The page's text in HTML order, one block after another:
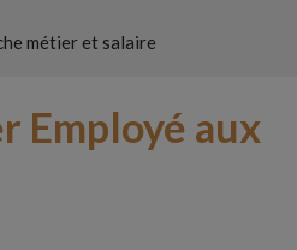
métier et salaire
Employé aux